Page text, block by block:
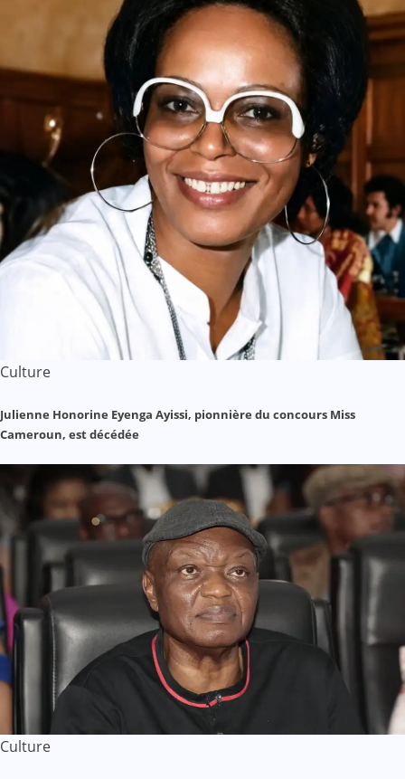
Culture
Julienne Honorine Eyenga Ayissi, pionnière du concours Miss
Cameroun, est décédée
Culture